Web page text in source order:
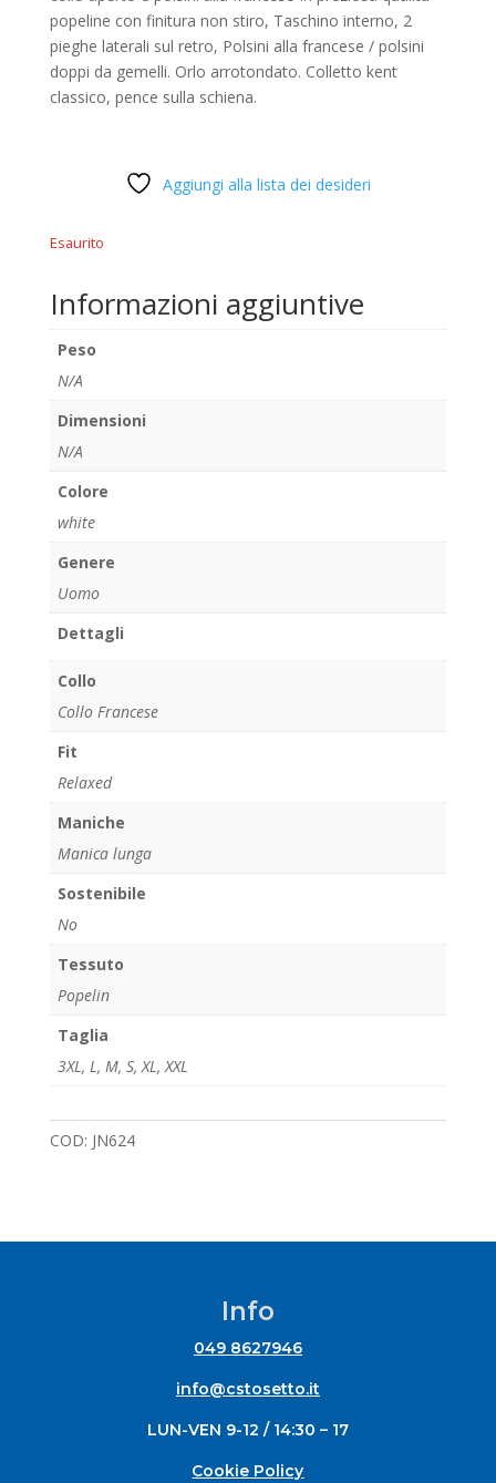
popeline con finitura non stiro, Taschino interno, 2
pieghe laterali sul retro, Polsini alla francese / polsini
doppi da gemelli. Orlo arrotondato. Colletto kent
classico, pence sulla schiena.
Aggiungi alla lista dei desideri
Esaurito
Informazioni aggiuntive
Peso
N/A
Dimensioni
N/A
Colore
white
Genere
Uomo
Dettagli
Collo
Collo Francese
Fit
Relaxed
Maniche
Manica lunga
Sostenibile
No
Tessuto
Popelin
Taglia
3XL, L, M, S,XL,XXL
COD: JN624
Info
049 8627946
info@cstosetto.it
LUN-VEN 9-12 / 14:30 – 17
Cookie Policy